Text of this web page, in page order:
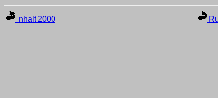
Inhalt 2000